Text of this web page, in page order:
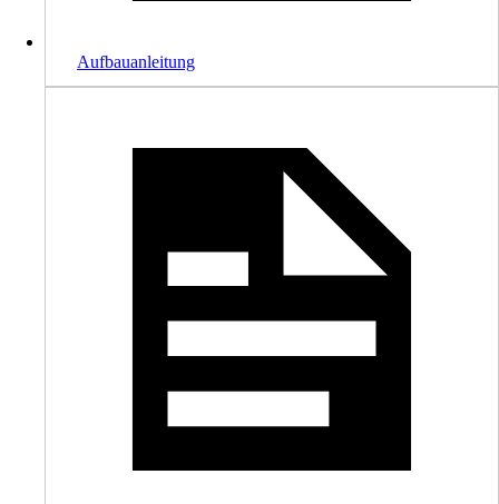
Aufbauanleitung